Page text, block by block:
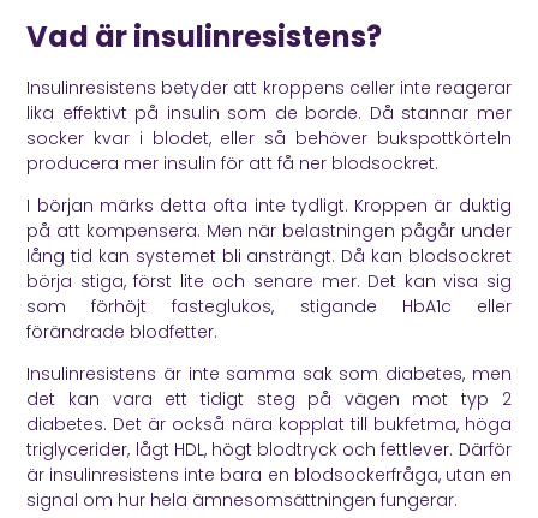
Vad är insulinresistens?
Insulinresistens betyder att kroppens celler inte reagerar
lika effektivt på insulin som de borde. Då stannar mer
socker kvar i blodet, eller så behöver bukspottkörteln
producera mer insulin för att få ner blodsockret.
I början märks detta ofta inte tydligt. Kroppen är duktig
på att kompensera. Men när belastningen pågår under
lång tid kan systemet bli ansträngt. Då kan blodsockret
börja stiga, först lite och senare mer. Det kan visa sig
som förhöjt fasteglukos, stigande HbA1c eller
förändrade blodfetter.
Insulinresistens är inte samma sak som diabetes, men
det kan vara ett tidigt steg på vägen mot typ 2
diabetes. Det är också nära kopplat till bukfetma, höga
triglycerider, lågt HDL, högt blodtryck och fettlever. Därför
är insulinresistens inte bara en blodsockerfråga, utan en
signal om hur hela ämnesomsättningen fungerar.